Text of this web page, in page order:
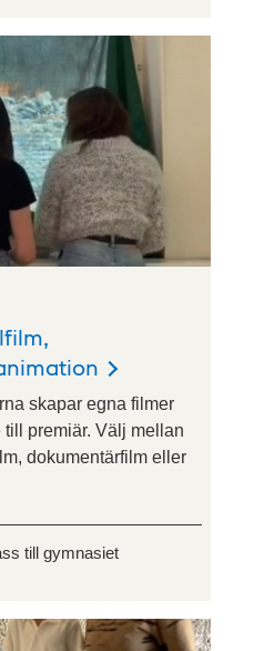
skapar egna filmer
till premiär. Välj mellan
dokumentärfilm eller
till gymnasiet